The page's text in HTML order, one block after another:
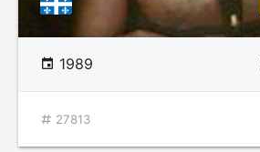
1989
27813